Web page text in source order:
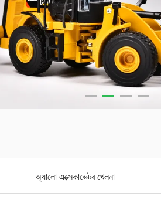
অ্যালো এক্সেকাভেটর খেলনা